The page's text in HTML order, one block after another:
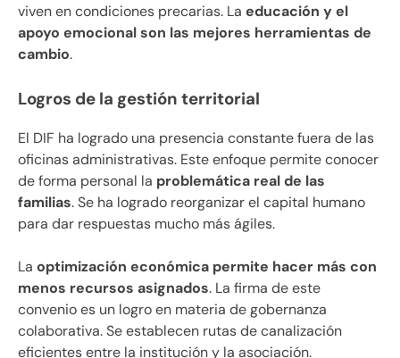
viven en condiciones precarias. La educación y el
apoyo emocional son las mejores herramientas de
cambio.
Logros de la gestión territorial
El DIF ha logrado una presencia constante fuera de las
oficinas administrativas. Este enfoque permite conocer
de forma personal la problemática real de las
familias. Se ha logrado reorganizar el capital humano
para dar respuestas mucho más ágiles.
La optimización económica permite hacer más con
menos recursos asignados. La firma de este
convenio es un logro en materia de gobernanza
colaborativa. Se establecen rutas de canalización
eficientes entre la institución y la asociación.